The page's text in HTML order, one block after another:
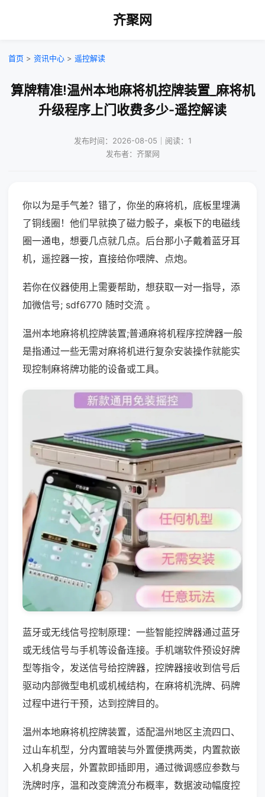
齐聚网
首页 > 资讯中心 > 遥控解读
算牌精准!温州本地麻将机控牌装置_麻将机
升级程序上门收费多少-遥控解读
发布时间：2026-08-05｜阅读：1
发布者：齐聚网
你以为是手气差？错了，你坐的麻将机，底板里埋满
了铜线圈！他们早就换了磁力骰子，桌板下的电磁线
圈一通电，想要几点就几点。后台那小子戴着蓝牙耳
机，遥控器一按，直接给你喂牌、点炮。
若你在仪器使用上需要帮助，想获取一对一指导，添
加微信号; sdf6770 随时交流 。
温州本地麻将机控牌装置;普通麻将机程序控牌器一般
是指通过一些无需对麻将机进行复杂安装操作就能实
现控制麻将牌功能的设备或工具。
蓝牙或无线信号控制原理：一些智能控牌器通过蓝牙
或无线信号与手机等设备连接。手机端软件预设好牌
型等指令，发送信号给控牌器，控牌器接收到信号后
驱动内部微型电机或机械结构，在麻将机洗牌、码牌
过程中进行干预，达到控牌目的。
温州本地麻将机控牌装置，适配温州地区主流四口、
过山车机型，分内置暗装与外置便携两类，内置款嵌
入机身夹层，外置款即插即用，通过微调感应参数与
洗牌时序，温和改变牌流分布概率，数据波动幅度控